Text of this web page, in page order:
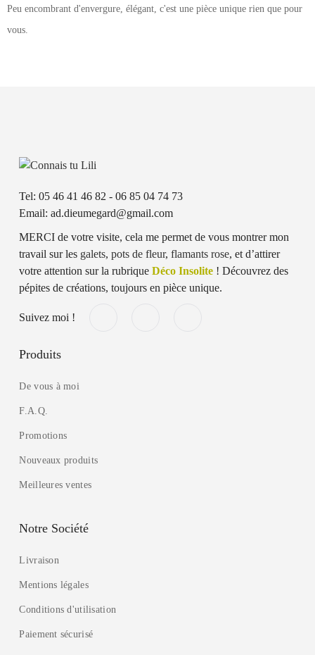
Peu encombrant d'envergure, élégant, c'est une pièce unique rien que pour
vous.
Tel: 05 46 41 46 82 - 06 85 04 74 73
Email: ad.dieumegard@gmail.com
MERCI de votre visite, cela me permet de vous montrer mon
travail sur les galets,pots de fleur,flamants rose, et d’attirer
votre attention sur la rubriqueDéco Insolite ! Découvrez des
pépites de créations, toujours en pièce unique.
Suivez moi !
Produits
De vous à moi
F.A.Q.
Promotions
Nouveaux produits
Meilleures ventes
Notre Société
Livraison
Mentions légales
Conditions d'utilisation
Paiement sécurisé